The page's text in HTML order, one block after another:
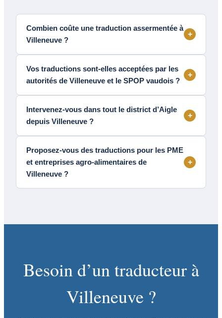
Combien coûte une traduction assermentée à
Villeneuve ?
+
Vos traductions sont-elles acceptées par les
autorités de Villeneuve et le SPOP vaudois ?
+
Intervenez-vous dans tout le district d’Aigle
depuis Villeneuve ?
+
Proposez-vous des traductions pour les PME
et entreprises agro-alimentaires de
Villeneuve ?
+
Besoin d’un traducteur à
Villeneuve ?